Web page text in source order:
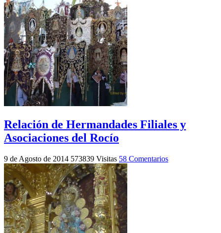
Relación de Hermandades Filiales y
Asociaciones del Rocío
9 de Agosto de 2014 573839 Visitas 58 Comentarios